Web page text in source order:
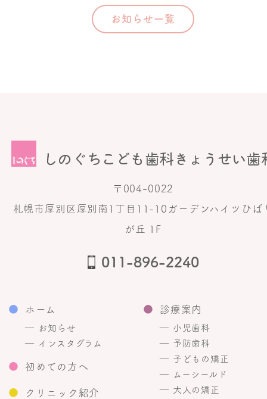
お知らせ一覧
〒004-0022
札幌市厚別区厚別南1丁目11-10ガーデンハイツひば
が丘 1F
011-896-2240
● ホーム
― お知らせ
― インスタグラム
● 初めての方へ
● クリニック紹介
● 診療案内
― 小児歯科
― 予防歯科
― 子どもの矯正
― ムーシールド
― 大人の矯正